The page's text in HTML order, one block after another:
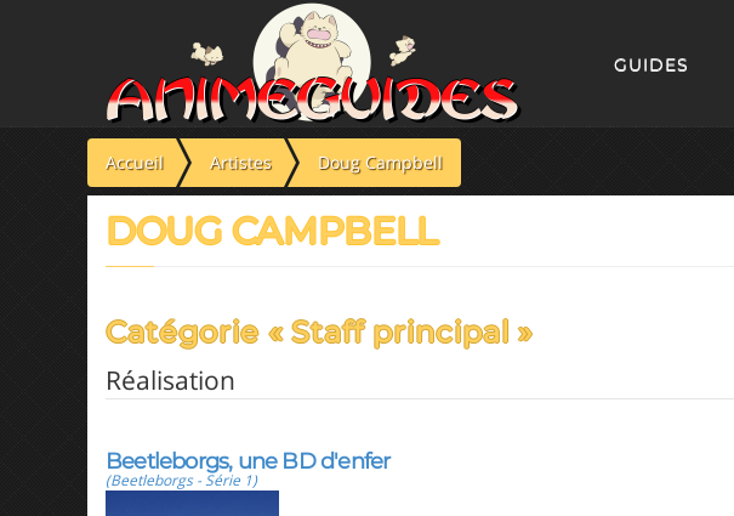
GUIDES
Accueil Artistes Doug Campbell
DOUG CAMPBELL
Catégorie « Staff principal »
Réalisation
Beetleborgs, une BD d'enfer
(Beetleborgs - Série 1)